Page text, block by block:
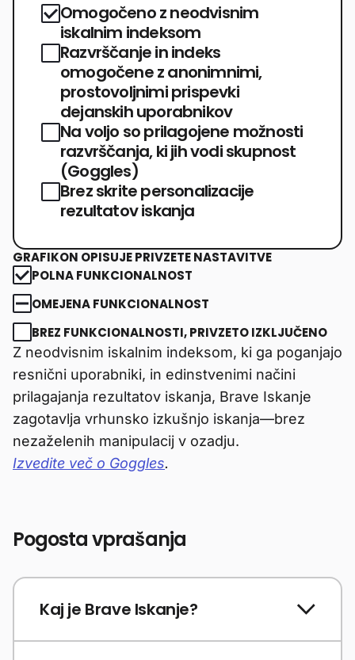
Omogočeno z neodvisnim
iskalnim indeksom
Razvrščanje in indeks
omogočene z anonimnimi,
prostovoljnimi prispevki
dejanskih uporabnikov
Na voljo so prilagojene možnosti
razvrščanja, ki jih vodi skupnost
(Goggles)
Brez skrite personalizacije
rezultatov iskanja
GRAFIKON OPISUJE PRIVZETE NASTAVITVE
POLNA FUNKCIONALNOST
OMEJENA FUNKCIONALNOST
BREZ FUNKCIONALNOSTI, PRIVZETO IZKLJUČENO
Z neodvisnim iskalnim indeksom, ki ga poganjajo
resnični uporabniki, in edinstvenimi načini
prilagajanja rezultatov iskanja, Brave Iskanje
zagotavlja vrhunsko izkušnjo iskanja—brez
nezaželenih manipulacij v ozadju.
Izvedite več o Goggles.
Pogosta vprašanja
Kaj je Brave Iskanje?